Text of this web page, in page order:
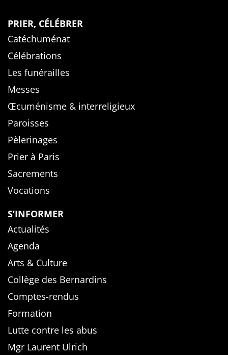
PRIER, CÉLÉBRER
Catéchuménat
Célébrations
Les funérailles
Messes
Œcuménisme & interreligieux
Paroisses
Pèlerinages
Prier à Paris
Sacrements
Vocations
S’INFORMER
Actualités
Agenda
Arts & Culture
Collège des Bernardins
Comptes-rendus
Formation
Lutte contre les abus
Mgr Laurent Ulrich